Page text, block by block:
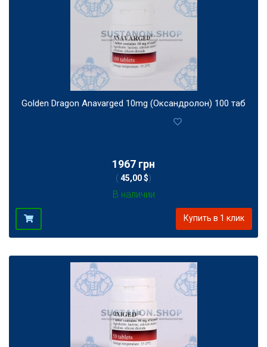
Golden Dragon Anavarged 10mg (Оксандролон) 100 таб
1967 грн
( 45,00 $)
В наличии
Купить в 1 клик